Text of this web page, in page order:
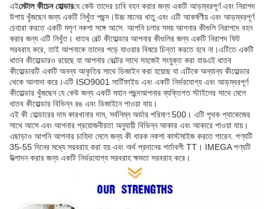
এইমেটাল কীচেন হোল্ডারযে কেউ তাদের চাবি বহন করার জন্য একটি আড়ম্বরপূর্ণ এবং নিরাপদ
উপায় খুঁজছেন জন্য একটি নিখুঁত পছন্দ।উচ্চ মানের ধাতু এবং এটি আকর্ষণীয় এবং আড়ম্বরপূর্ণ
চেহারা করতে একটি মসৃণ নকশা সঙ্গে আসে. আপনি চলার সময় আপনার কীগুলি নিরাপদে বহন
করার জন্য এটি নিখুঁত। ধাতব বেল্ট কীহোল্ডার আপনার কীগুলির জন্য একটি নিরাপদ ফিট
সরবরাহ করে, তাই আপনাকে তাদের পড়ে যাওয়ার বিষয়ে চিন্তা করতে হবে না।এটিতে একটি
ধাতব কীহোল্ডারও রয়েছে যা আপনার বেল্টের সাথে সহজেই সংযুক্ত করা যায়এই ধাতব
কীহোল্ডারটি একটি অনন্য আকৃতির সাথে ডিজাইন করা হয়েছে যা এটিকে অন্যান্য কীহোল্ডার
থেকে আলাদা করে।এটি ISO9001 সার্টিফাইড এবং একটি নির্ভরযোগ্য এবং আড়ম্বরপূর্ণ
কীহোল্ডার খুঁজছেন যে কেউ জন্য একটি মহান পছন্দআপনার ব্যক্তিগত স্টাইলের সাথে মেলে
ধাতব কীহোল্ডার বিভিন্ন রঙ এবং ডিজাইনে পাওয়া যায়।
এই কী হোল্ডারের দাম কারখানার দাম, সর্বনিম্ন অর্ডার পরিমাণ 500। এটি পৃথক প্যাকেজের
সাথে আসে এবং আপনার প্রয়োজনীয়তা অনুযায়ী বিভিন্ন আকার এবং আকারে পাওয়া যায়।
এছাড়াও আপনি আপনার চাহিদা মেলে জন্য কী ধারক নকশা কাস্টমাইজ করতে পারেন. পণ্যটি
35-55 দিনের মধ্যে সরবরাহ করা হয় এবং অর্থ প্রদানের শর্তাবলী TT। IMEGA পণ্যটি
উত্পাদন করার জন্য একটি নির্ভরযোগ্য সরবরাহ ক্ষমতা সরবরাহ করে।